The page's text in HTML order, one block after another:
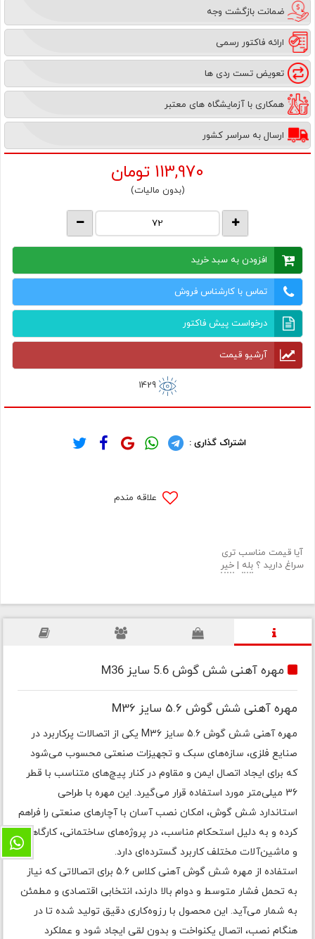
ضمانت بازگشت وجه
ارائه فاکتور رسمی
تعویض تست ردی ها
همکاری با آزمایشگاه های معتبر
ارسال به سراسر کشور
113,970 تومان
(بدون مالیات)
افزودن به سبد خرید
تماس با کارشناس فروش
درخواست پیش فاکتور
آرشیو قیمت
1429
اشتراک گذاری :
علاقه مندم
آیا قیمت مناسب تری
سراغ دارید ؟ بله | خیر
مهره آهنی شش گوش 5.6 سایز M36
مهره آهنی شش گوش 5.6 سایز M36
مهره آهنی شش گوش 5.6 سایز M36 یکی از اتصالات پرکاربرد در
صنایع فلزی، سازه‌های سبک و تجهیزات صنعتی محسوب می‌شود
که برای ایجاد اتصال ایمن و مقاوم در کنار پیچ‌های متناسب با قطر
36 میلی‌متر مورد استفاده قرار می‌گیرد. این مهره با طراحی
استاندارد شش گوش، امکان نصب آسان با آچارهای صنعتی را فراهم
کرده و به دلیل استحکام مناسب، در پروژه‌های ساختمانی، کارگاهی
و ماشین‌آلات مختلف کاربرد گسترده‌ای دارد.
استفاده از مهره شش گوش آهنی کلاس 5.6 برای اتصالاتی که نیاز
به تحمل فشار متوسط و دوام بالا دارند، انتخابی اقتصادی و مطمئن
به شمار می‌آید. این محصول با رزوه‌کاری دقیق تولید شده تا در
هنگام نصب، اتصال یکنواخت و بدون لقی ایجاد شود و عملکرد